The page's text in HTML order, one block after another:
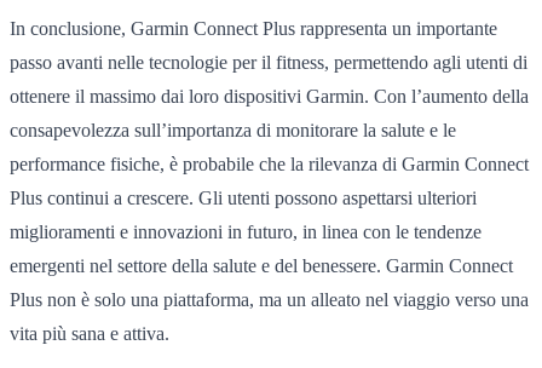
In conclusione, Garmin Connect Plus rappresenta un importante
passo avanti nelle tecnologie per il fitness, permettendo agli utenti di
ottenere il massimo dai loro dispositivi Garmin. Con l’aumento della
consapevolezza sull’importanza di monitorare la salute e le
performance fisiche, è probabile che la rilevanza di Garmin Connect
Plus continui a crescere. Gli utenti possono aspettarsi ulteriori
miglioramenti e innovazioni in futuro, in linea con le tendenze
emergenti nel settore della salute e del benessere. Garmin Connect
Plus non è solo una piattaforma, ma un alleato nel viaggio verso una
vita più sana e attiva.